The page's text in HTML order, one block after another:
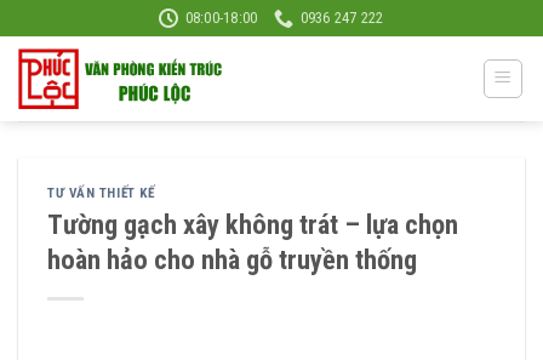
to
content
08:00-18:00 0936 247 222
TƯ VẤN THIẾT KẾ
Tường gạch xây không trát – lựa chọn
hoàn hảo cho nhà gỗ truyền thống